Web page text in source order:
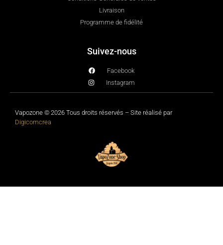
Livraison
Programme de fidélité
Suivez-nous
Facebook
Instagram
Vapozone © 2026 Tous droits réservés – Site réalisé par
Digicomcrea